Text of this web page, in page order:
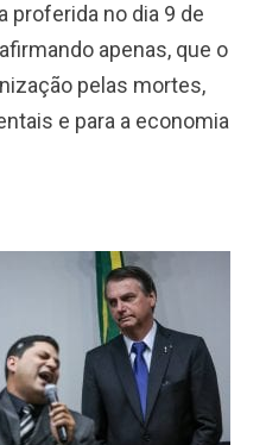
proferida no dia 9 de
apenas, que o
pelas mortes,
e para a economia